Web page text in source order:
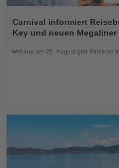
Sie
die
Nachrichten
Carnival informiert
Key und neuen Megaliner
Webinar am 26. August gibt Einblicke